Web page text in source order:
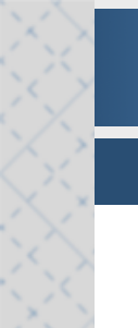
Перейти
контенту